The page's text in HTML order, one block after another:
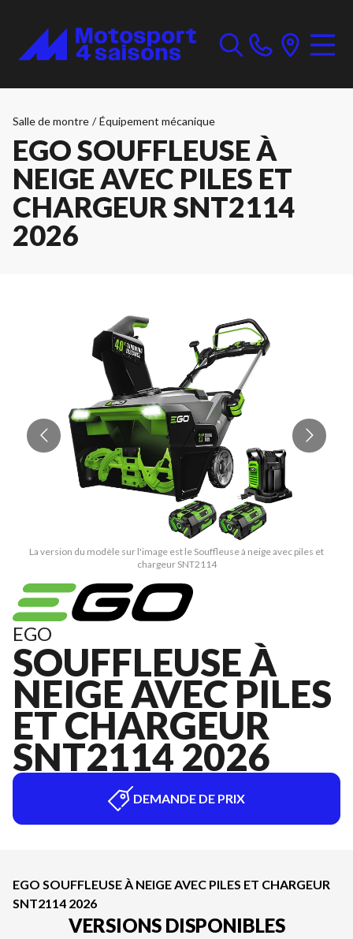
Salle de montre / Équipement mécanique
EGO SOUFFLEUSE À
NEIGE AVEC PILES ET
CHARGEUR SNT2114
2026
La version du modèle sur l'image est le Souffleuse à neige avec piles et
chargeur SNT2114
EGO
SOUFFLEUSE À
NEIGE AVEC PILES
ET CHARGEUR
SNT2114 2026
DEMANDE DE PRIX
EGO SOUFFLEUSE À NEIGE AVEC PILES ET CHARGEUR
SNT2114 2026
VERSIONS DISPONIBLES